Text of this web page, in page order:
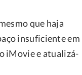
que haja
insuficiente em
iMovie e atualizá-